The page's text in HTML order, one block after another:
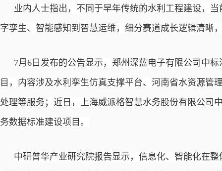
业内人士指出，不同于早年传统的水利工程建设，当
字孪生、智能感知到智慧运维，细分赛道成长逻辑清晰
7月6日发布的公告显示，郑州深蓝电子有限公司中
目，内容涉及水利孪生仿真支撑平台、河南省水资源管
处理等服务；近日，上海威派格智慧水务股份有限公司
务数据标准建设项目。
中研普华产业研究院报告显示，信息化、智能化在